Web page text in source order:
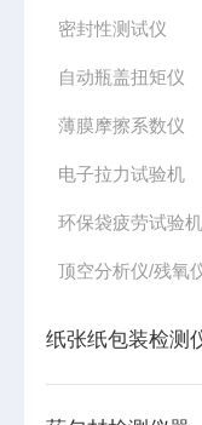
密封性测试仪
自动瓶盖扭矩仪
薄膜摩擦系数仪
电子拉力试验机
环保袋疲劳试验机
顶空分析仪/残氧
纸张纸包装检测